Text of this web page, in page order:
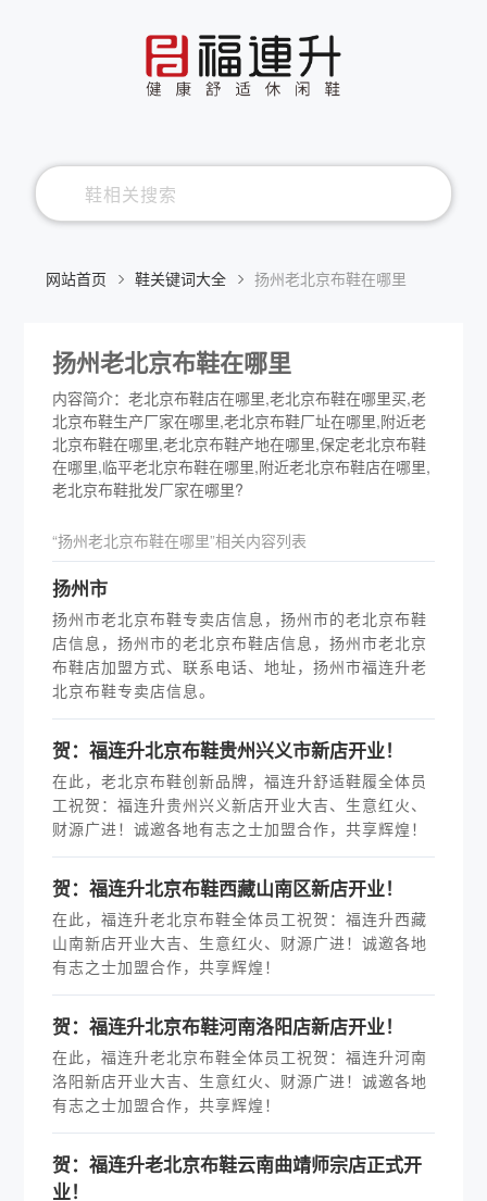
网站首页 鞋关键词大全 扬州老北京布鞋在哪里
扬州老北京布鞋在哪里
内容简介：老北京布鞋店在哪里,老北京布鞋在哪里买,老
北京布鞋生产厂家在哪里,老北京布鞋厂址在哪里,附近老
北京布鞋在哪里,老北京布鞋产地在哪里,保定老北京布鞋
在哪里,临平老北京布鞋在哪里,附近老北京布鞋店在哪里,
老北京布鞋批发厂家在哪里?
“扬州老北京布鞋在哪里”相关内容列表
扬州市
扬州市老北京布鞋专卖店信息，扬州市的老北京布鞋
店信息，扬州市的老北京布鞋店信息，扬州市老北京
布鞋店加盟方式、联系电话、地址，扬州市福连升老
北京布鞋专卖店信息。
贺：福连升北京布鞋贵州兴义市新店开业！
在此，老北京布鞋创新品牌，福连升舒适鞋履全体员
工祝贺：福连升贵州兴义新店开业大吉、生意红火、
财源广进！诚邀各地有志之士加盟合作，共享辉煌！
贺：福连升北京布鞋西藏山南区新店开业！
在此，福连升老北京布鞋全体员工祝贺：福连升西藏
山南新店开业大吉、生意红火、财源广进！诚邀各地
有志之士加盟合作，共享辉煌！
贺：福连升北京布鞋河南洛阳店新店开业！
在此，福连升老北京布鞋全体员工祝贺：福连升河南
洛阳新店开业大吉、生意红火、财源广进！诚邀各地
有志之士加盟合作，共享辉煌！
贺：福连升老北京布鞋云南曲靖师宗店正式开
业！